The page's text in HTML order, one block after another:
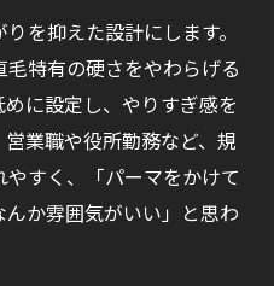
を抑えた設計にします。
特有の硬さをやわらげる
に設定し、やりすぎ感を
業職や役所勤務など、規
すく、「パーマをかけて
か雰囲気がいい」と思わ